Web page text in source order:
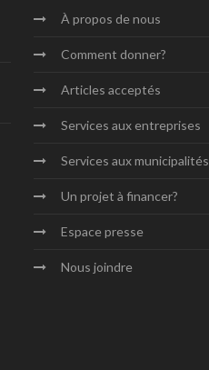
À propos de nous
Comment donner?
Articles acceptés
Services aux entreprises
Services auxmunicipalités
Un projet à financer?
Espacepresse
Nous joindre